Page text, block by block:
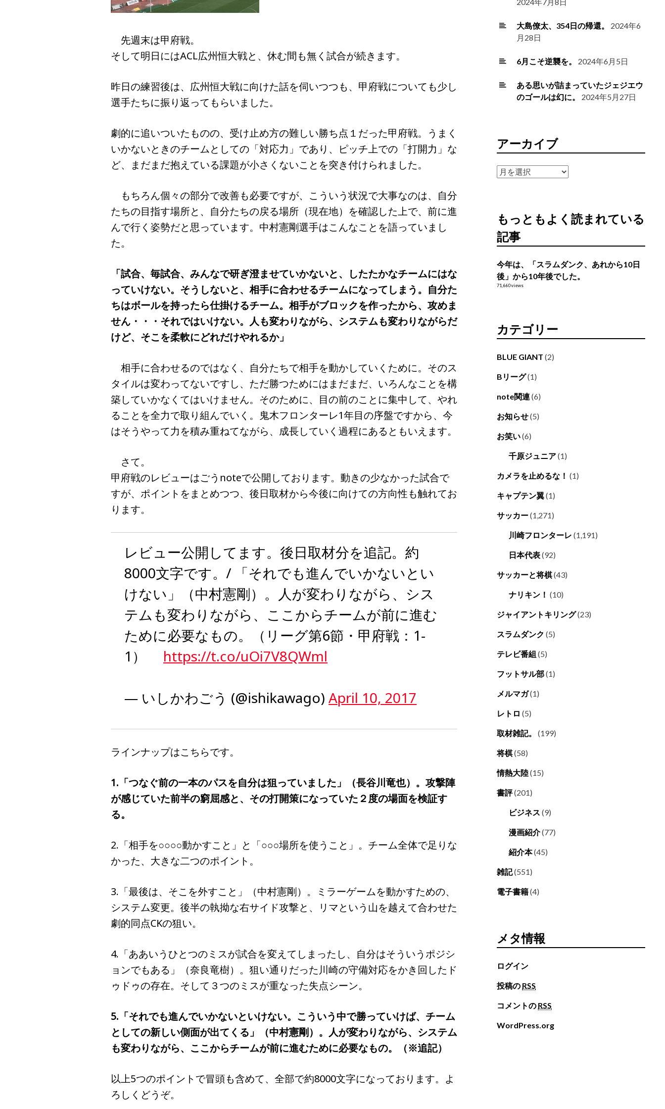
先週末は甲府戦。
そして明日にはACL広州恒大戦と、休む間も無く試合が続きます。
昨日の練習後は、広州恒大戦に向けた話を伺いつつも、甲府戦についても少し
選手たちに振り返ってもらいました。
劇的に追いついたものの、受け止め方の難しい勝ち点１だった甲府戦。うまく
いかないときのチームとしての「対応力」であり、ピッチ上での「打開力」な
ど、まだまだ抱えている課題が小さくないことを突き付けられました。
もちろん個々の部分で改善も必要ですが、こういう状況で大事なのは、自分
たちの目指す場所と、自分たちの戻る場所（現在地）を確認した上で、前に進
んで行く姿勢だと思っています。中村憲剛選手はこんなことを語っていまし
た。
「試合、毎試合、みんなで研ぎ澄ませていかないと、したたかなチームにはな
っていけない。そうしないと、相手に合わせるチームになってしまう。自分た
ちはボールを持ったら仕掛けるチーム。相手がブロックを作ったから、攻めま
せん・・・それではいけない。人も変わりながら、システムも変わりながらだ
けど、そこを柔軟にどれだけやれるか」
相手に合わせるのではなく、自分たちで相手を動かしていくために。そのス
タイルは変わってないですし、ただ勝つためにはまだまだ、いろんなことを構
築していかなくてはいけません。そのために、目の前のことに集中して、やれ
ることを全力で取り組んでいく。鬼木フロンターレ1年目の序盤ですから、今
はそうやって力を積み重ねてながら、成長していく過程にあるともいえます。
さて。
甲府戦のレビューはごうnoteで公開しております。動きの少なかった試合で
すが、ポイントをまとめつつ、後日取材から今後に向けての方向性も触れてお
ります。
レビュー公開してます。後日取材分を追記。約
8000文字です。/ 「それでも進んでいかないとい
けない」（中村憲剛）。人が変わりながら、シス
テムも変わりながら、ここからチームが前に進む
ために必要なもの。（リーグ第6節・甲府戦：1-
1） https://t.co/uOi7V8QWml
— いしかわごう (@ishikawago) April 10, 2017
ラインナップはこちらです。
1.「つなぐ前の一本のパスを自分は狙っていました」（長谷川竜也）。攻撃陣
が感じていた前半の窮屈感と、その打開策になっていた２度の場面を検証す
る。
2.「相手を○○○○動かすこと」と「○○○場所を使うこと」。チーム全体で足りな
かった、大きな二つのポイント。
3.「最後は、そこを外すこと」（中村憲剛）。ミラーゲームを動かすための、
システム変更。後半の執拗な右サイド攻撃と、リマという山を越えて合わせた
劇的同点CKの狙い。
4.「ああいうひとつのミスが試合を変えてしまったし、自分はそういうポジシ
ョンでもある」（奈良竜樹）。狙い通りだった川崎の守備対応をかき回したド
ゥドゥの存在。そして３つのミスが重なった失点シーン。
5.「それでも進んでいかないといけない。こういう中で勝っていけば、チーム
としての新しい側面が出てくる」（中村憲剛）。人が変わりながら、システム
も変わりながら、ここからチームが前に進むために必要なもの。（※追記）
以上5つのポイントで冒頭も含めて、全部で約8000文字になっております。よ
ろしくどうぞ。
2024年7月8日
大島僚太、354日の帰還。
2024年6
月28日
6月こそ逆襲を。 2024年6月5日
ある思いが詰まっていたジェジエウ
のゴールは幻に。
2024年5月27日
アーカイブ
ア
ブ
もっともよく読まれている
記事
今年は、「スラムダンク、あれから10日
後」から10年後でした。
71,660 views
カテゴリー
BLUE GIANT (2)
Bリーグ(1)
note関連(6)
お知らせ(5)
お笑い(6)
千原ジュニア(1)
カメラを止めるな！ (1)
キャプテン翼(1)
サッカー(1,271)
川崎フロンターレ (1,191)
日本代表(92)
サッカーと将棋(43)
ナリキン！ (10)
ジャイアントキリング(23)
スラムダンク (5)
テレビ番組 (5)
フットサル部(1)
メルマガ(1)
レトロ (5)
取材雑記。 (199)
将棋(58)
情熱大陸(15)
書評(201)
ビジネス (9)
漫画紹介(77)
紹介本(45)
雑記(551)
電子書籍(4)
メタ情報
ログイン
投稿の RSS
コメントの RSS
WordPress.org